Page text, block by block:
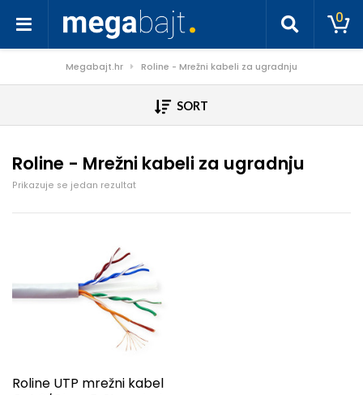
0
Megabajt.hr Roline - Mrežni kabeli za ugradnju
SORT
Roline - Mrežni kabeli za ugradnju
Prikazuje se jedan rezultat
Roline UTP mrežni kabel